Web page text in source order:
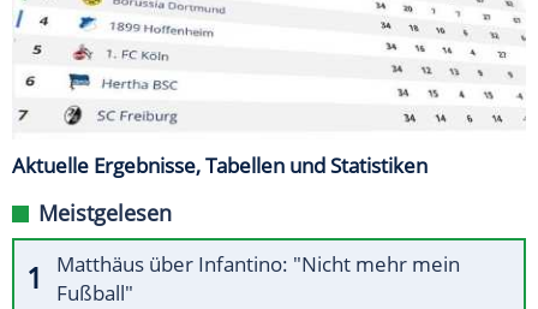
Aktuelle Ergebnisse, Tabellen und Statistiken
Meistgelesen
Matthäus über Infantino: "Nicht mehr mein
Fußball"